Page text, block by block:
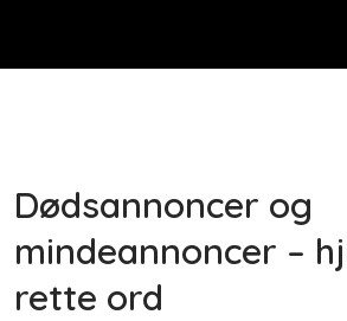
Dødsannoncer og
mindeannoncer –
rette ord